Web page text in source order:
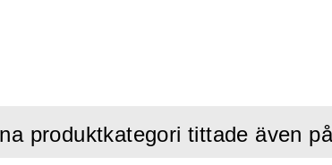
produktkategori tittade även